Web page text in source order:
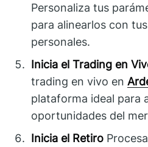
Personaliza tus
para alinearlos con
personales.
Inicia el Trading en
trading en vivo en
plataforma ideal para
oportunidades del
Inicia el Retiro